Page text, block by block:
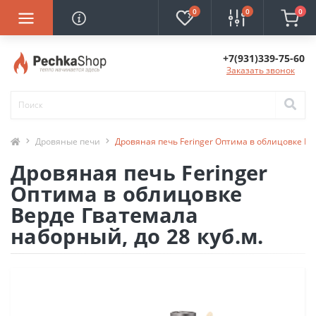
0 0 0
+7(931)339-75-60
Заказать звонок
Дровяные печи Дровяная печь Feringer Оптима в облицовке
Дровяная печь Feringer
Оптима в облицовке
Верде Гватемала
наборный, до 28 куб.м.